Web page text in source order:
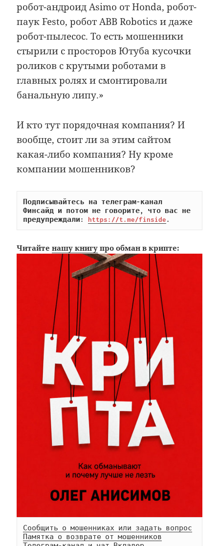
робот-андроид Asimo от Honda, робот-
паук Festo, робот ABB Robotics и даже
робот-пылесос. То есть мошенники
стырили с просторов Ютуба кусочки
роликов с крутыми роботами в
главных ролях и смонтировали
банальную липу.»
И кто тут порядочная компания? И
вообще, стоит ли за этим сайтом
какая-либо компания? Ну кроме
компании мошенников?
Подписывайтесь на телеграм-канал
Финсайд и потом не говорите, что вас не
предупреждали: https://t.me/finside.
Читайтенашу книгу про обман в крипте:
Сообщить о мошенниках или задать вопрос
Памятка о возврате от мошенников